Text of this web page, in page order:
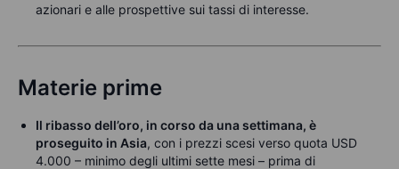
azionari e alle prospettive sui tassi di interesse.
Materie prime
Il ribasso dell’oro, in corso da una settimana, è
proseguito in Asia, con i prezzi scesi verso quota USD
4.000 – minimo degli ultimi sette mesi – prima di